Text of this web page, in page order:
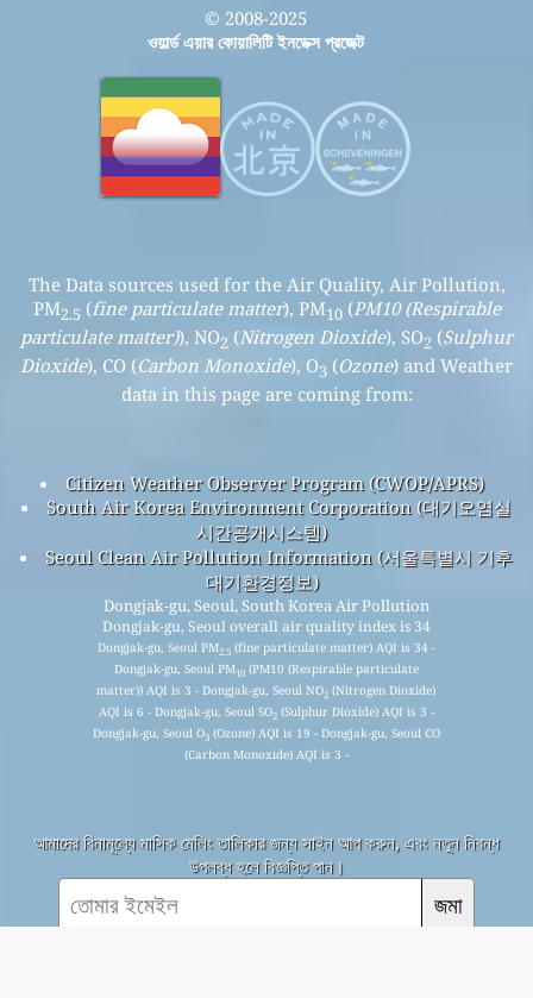
© 2008-2025
ওয়ার্ল্ড এয়ার কোয়ালিটি ইনডেক্স প্রজেক্ট
The Data sources used for the Air Quality, Air Pollution,
PM2.5 (fine particulate matter), PM10(PM10 (Respirable
particulate matter)), NO2 (Nitrogen Dioxide), SO2 (Sulphur
Dioxide), CO (Carbon Monoxide), O3 (Ozone) and Weather
data in this page are coming from:
Citizen Weather Observer Program (CWOP/APRS)
South Air Korea Environment Corporation (대기오염실
시간공개시스템)
Seoul Clean Air Pollution Information (서울특별시 기후
대기환경정보)
Dongjak-gu, Seoul, South Korea Air Pollution
Dongjak-gu, Seoul overall air quality index is 34
Dongjak-gu, Seoul PM2.5(fine particulate matter) AQI is 34 -
Dongjak-gu, Seoul PM10(PM10 (Respirable particulate
matter)) AQI is 3 - Dongjak-gu, Seoul NO2 (Nitrogen Dioxide)
AQI is 6 - Dongjak-gu, Seoul SO2(Sulphur Dioxide) AQI is 3 -
Dongjak-gu, Seoul O3(Ozone) AQI is 19 - Dongjak-gu, Seoul CO
(Carbon Monoxide) AQI is 3 -
আমাদের বিনামূল্যে মাসিক মেলিং তালিকার জন্য সাইন আপ করুন, এবং নতুন নিবন্ধ
উপলব্ধ হলে বিজ্ঞপ্তি পান।
জমা